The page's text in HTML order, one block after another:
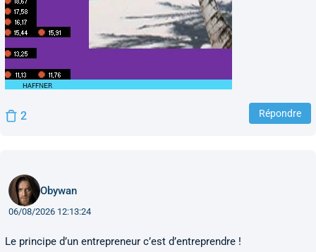
2 Répondre
Obywan
06/08/2026 12:13:24
Le principe d’un entrepreneur c’est d’entreprendre !